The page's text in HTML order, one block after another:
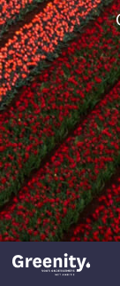
Terug